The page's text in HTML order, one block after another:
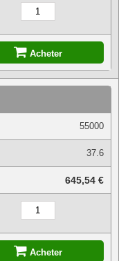
Acheter
55000
37.6
645,54 €
Acheter